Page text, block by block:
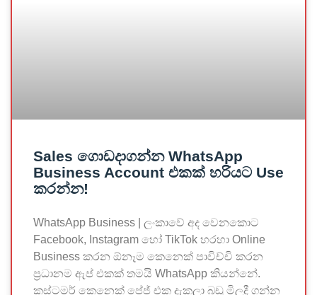
Sales ගොඩදාගන්න WhatsApp
Business Account එකක් හරියට Use
කරන්න!
WhatsApp Business | ලංකාවේ අද වෙනකොට
Facebook, Instagram හෝ TikTok හරහා Online
Business කරන ඕනෑම කෙනෙක් පාවිච්චි කරන
ප්‍රධානම ඇප් එකක් තමයි WhatsApp කියන්නේ.
කස්ටමර් කෙනෙක් පේජ් එක දැකලා බඩු මිලදී ගන්න